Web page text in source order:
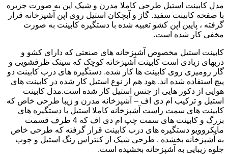
مدل کابینت استیل طرحی کاملا مدرن و شیک اپن به صورت جزیره
با صفحه کابینت سفید. گاز و آبچکان استیل روی اپن آشپزخانه قرار
گرفته ، پایین اپن کشو تعبیه شده با دستگیره کابینت به صورت
مخفی کار شده است.
کابینت استیل مخصوص آشپزخانه های صنعتی که دارای کشو و
دربهای زیادی است کابینت آشپزخانه کوچک که سینک ظرفشویی و
گاز رومیزی روی کابینت ها کار شده. دستگیره های درب کابینت دو
پیچ استفاده شده اند. هود هم از نوع استیل کار شده در کابینت های
هوایی از دکور هایی از جنس استیل کار شده است.مدل کابینت
استیل و ترکیب ام دی اف – آشپزخانه مدرن و زیبا طرحی خاص که
کابینت های سمت راست آشپزخانه کاملا استیل با دستگیره های
بزرگ و کابینت های سمت چپ ام دی اف که 4 طرف قسمت
مایکروویو دستگیره های درب کابینت قرار گرفته که طرحی خاص
به آشپزخانه بخشده . طرحی شیک از کنتراس رنگ استیل و چوب
جلوه زیبایی به آشپزخانه بخشیده است.